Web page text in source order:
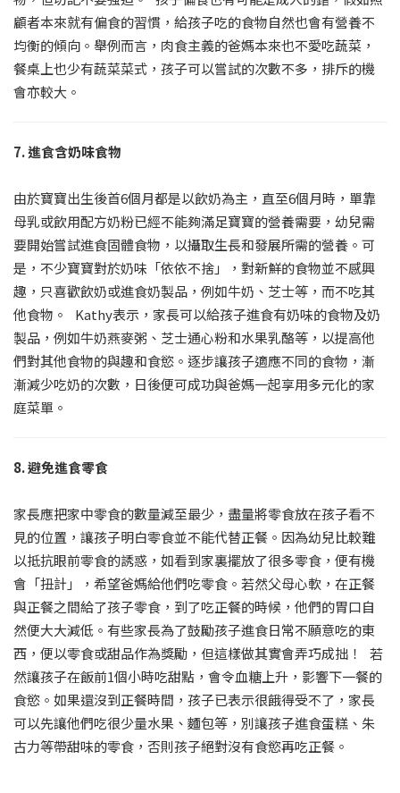
顧者本來就有偏食的習慣，給孩子吃的食物自然也會有營養不
均衡的傾向。舉例而言，肉食主義的爸媽本來也不愛吃蔬菜，
餐桌上也少有蔬菜菜式，孩子可以嘗試的次數不多，排斥的機
會亦較大。
7. 進食含奶味食物
由於寶寶出生後首6個月都是以飲奶為主，直至6個月時，單靠
母乳或飲用配方奶粉已經不能夠滿足寶寶的營養需要，幼兒需
要開始嘗試進食固體食物，以攝取生長和發展所需的營養。可
是，不少寶寶對於奶味「依依不捨」，對新鮮的食物並不感興
趣，只喜歡飲奶或進食奶製品，例如牛奶、芝士等，而不吃其
他食物。 Kathy表示，家長可以給孩子進食有奶味的食物及奶
製品，例如牛奶燕麥粥、芝士通心粉和水果乳酪等，以提高他
們對其他食物的與趣和食慾。逐步讓孩子適應不同的食物，漸
漸減少吃奶的次數，日後便可成功與爸媽一起享用多元化的家
庭菜單。
8. 避免進食零食
家長應把家中零食的數量減至最少，盡量將零食放在孩子看不
見的位置，讓孩子明白零食並不能代替正餐。因為幼兒比較難
以抵抗眼前零食的誘惑，如看到家裏擺放了很多零食，便有機
會「扭計」，希望爸媽給他們吃零食。若然父母心軟，在正餐
與正餐之間給了孩子零食，到了吃正餐的時候，他們的胃口自
然便大大減低。有些家長為了鼓勵孩子進食日常不願意吃的東
西，便以零食或甜品作為獎勵，但這樣做其實會弄巧成拙！ 若
然讓孩子在飯前1個小時吃甜點，會令血糖上升，影響下一餐的
食慾。如果還沒到正餐時間，孩子已表示很餓得受不了，家長
可以先讓他們吃很少量水果、麵包等，別讓孩子進食蛋糕、朱
古力等帶甜味的零食，否則孩子絕對沒有食慾再吃正餐。